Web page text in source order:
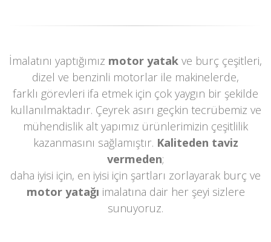
İmalatını yaptığımız motor yatak ve burç çeşitleri,
dizel ve benzinli motorlar ile makinelerde,
farklı görevleri ifa etmek için çok yaygın bir şekilde
kullanılmaktadır. Çeyrek asırı geçkin tecrübemiz ve
mühendislik alt yapımız ürünlerimizin çeşitlilik
kazanmasını sağlamıştır. Kaliteden taviz
vermeden;
daha iyisi için, en iyisi için şartları zorlayarak burç ve
motor yatağı imalatına dair her şeyi sizlere
sunuyoruz.